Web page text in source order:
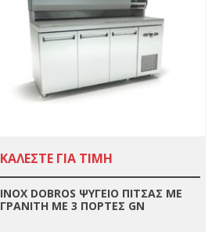
ΚΑΛΕΣΤΕ ΓΙΑ ΤΙΜΗ
INOX DOBROS ΨΥΓΕΙΟ ΠΙΤΣΑΣ ΜΕ
ΓΡΑΝΙΤΗ ΜΕ 3 ΠΟΡΤΕΣ GN